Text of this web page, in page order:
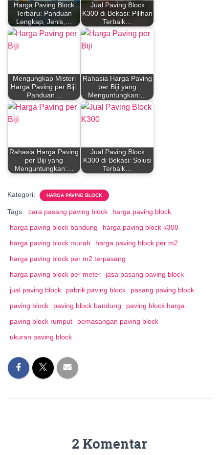
Harga Paving Block
Terbaru: Panduan
Lengkap, Jenis,…
Jual Paving Block
K300 di Bekasi: Pilihan
Terbaik…
Mengungkap Misteri
Harga Paving per Biji:
Panduan…
Rahasia Harga Paving
per Biji yang
Menguntungkan:…
Rahasia Harga Paving
per Biji yang
Menguntungkan:…
Jual Paving Block
K300 di Bekasi: Solusi
Terbaik…
Kategori: HARGA PAVING BLOCK
Tags: cara pasang paving block
harga paving block
harga paving block bandung
harga paving block k300
harga paving block murah
harga paving block per m2
harga paving block per m2 terpasang
harga paving block per meter
jasa pasang paving block
jual paving block
pabrik paving block
pasang paving block
paving block
paving block bandung
paving block harga
paving block rumput
pemasangan paving block
ukuran paving block
2 Komentar